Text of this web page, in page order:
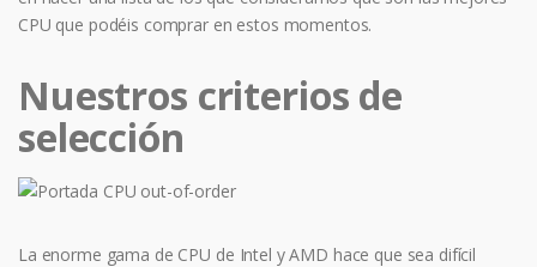
CPU que podéis comprar en estos momentos.
Nuestros criterios de
selección
La enorme gama de CPU de Intel y AMD hace que sea difícil